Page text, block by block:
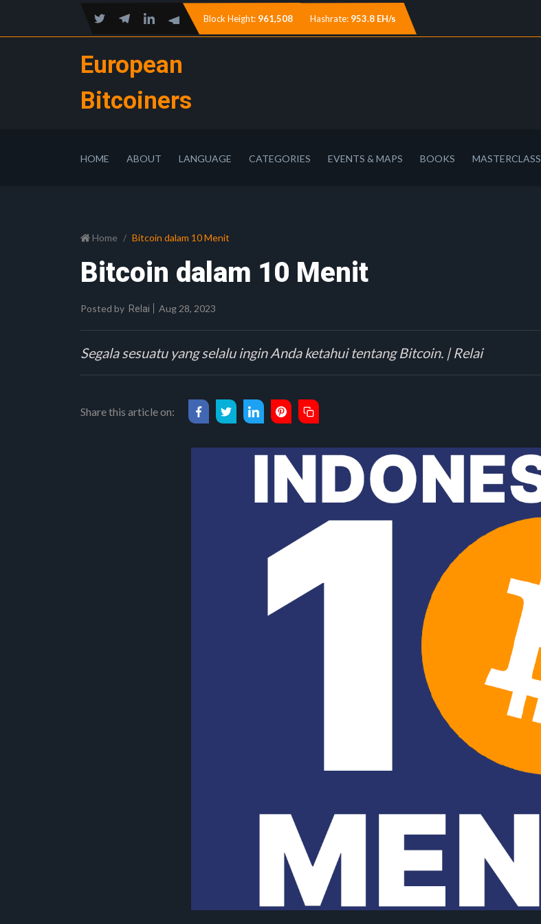
Block Height: 961,508 Hashrate: 953.8 EH/s
European
Bitcoiners
HOME ABOUT LANGUAGE CATEGORIES EVENTS & MAPS BOOKS MASTERCLASS
Home Bitcoin dalam 10 Menit
Bitcoin dalam 10 Menit
Posted by Relai Aug 28, 2023
Segala sesuatu yang selalu ingin Anda ketahui tentang Bitcoin. | Relai
Share this article on: